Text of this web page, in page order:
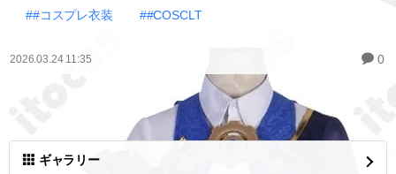
##コスプレ衣装 ##COSCLT
2026.03.24 11:35 0
ギャラリー